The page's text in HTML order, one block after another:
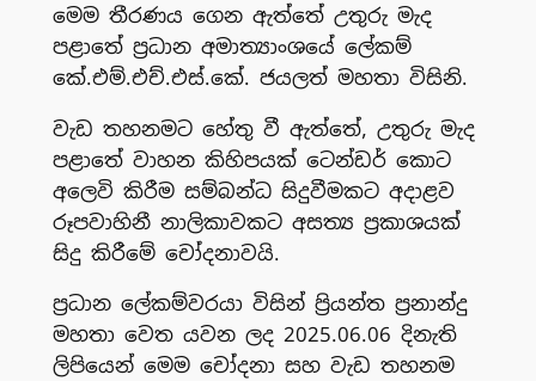
මෙම තීරණය ගෙන ඇත්තේ උතුරු මැද
පළාතේ ප්‍රධාන අමාත්‍යාංශයේ ලේකම්
කේ.එම්.එච්.එස්.කේ. ජයලත් මහතා විසිනි.
වැඩ තහනමට හේතු වී ඇත්තේ, උතුරු මැද
පළාතේ වාහන කිහිපයක් ටෙන්ඩර් කොට
අලෙවි කිරීම සම්බන්ධ සිදුවීමකට අදාළව
රූපවාහිනී නාලිකාවකට අසත්‍ය ප්‍රකාශයක්
සිදු කිරීමේ චෝදනාවයි.
ප්‍රධාන ලේකම්වරයා විසින් ප්‍රියන්ත ප්‍රනාන්දු
මහතා වෙත යවන ලද 2025.06.06 දිනැති
ලිපියෙන් මෙම චෝදනා සහ වැඩ තහනම